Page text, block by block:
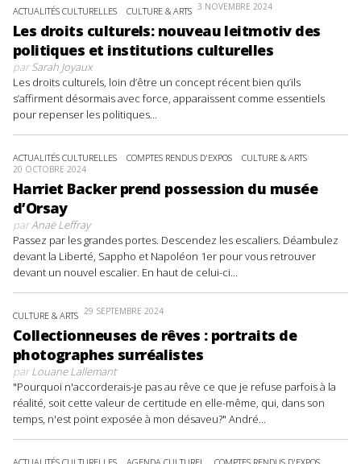
ACTUALITÉS CULTURELLES CULTURE & ARTS 3 NOVEMBRE 2024
Les droits culturels: nouveau leitmotiv des
politiques et institutions culturelles
parSarah Joyaux
Les droits culturels, loin d’être un concept récent bien qu’ils
s’affirment désormais avec force, apparaissent comme essentiels
pour repenser les politiques...
ACTUALITÉS CULTURELLES COMPTES RENDUS D'EXPOS CULTURE & ARTS
20 OCTOBRE 2024
Harriet Backer prend possession du musée
d’Orsay
parAnaë Leffray
Passez par les grandes portes. Descendez les escaliers. Déambulez
devant la Liberté, Sappho et Napoléon 1er pour vous retrouver
devant un nouvel escalier. En haut de celui-ci...
CULTURE & ARTS 29 SEPTEMBRE 2024
Collectionneuses de rêves : portraits de
photographes surréalistes
parLouane Lallemant
"Pourquoi n'accorderais-je pas au rêve ce que je refuse parfois à la
réalité, soit cette valeur de certitude en elle-même, qui, dans son
temps, n'est point exposée à mon désaveu?" André...